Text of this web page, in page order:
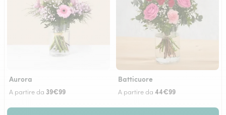
Aurora
A partire da 39€99
Batticuore
A partire da 44€99